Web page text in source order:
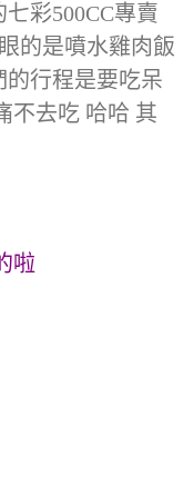
彩500CC專賣
的是噴水雞肉飯
的行程是要吃呆
不去吃 哈哈 其
啦